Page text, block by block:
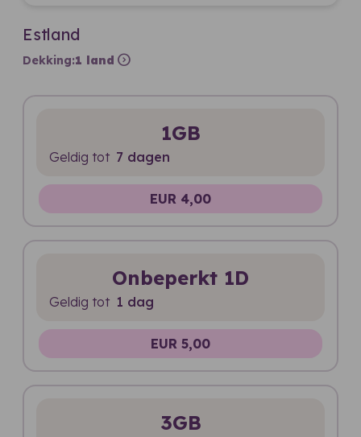
Estland
Dekking:1 land expand_circle_right
1GB
Geldig tot 7 dagen
EUR 4,00
Onbeperkt 1D
Geldig tot 1 dag
EUR 5,00
3GB